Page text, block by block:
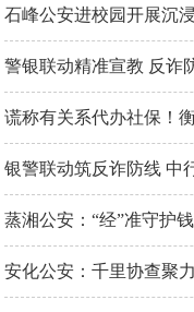
石峰公安进校园开展沉
警银联动精准宣教 反诈
谎称有关系代办社保！
银警联动筑反诈防线 中
蒸湘公安：“经”准守护
安化公安：千里协查聚